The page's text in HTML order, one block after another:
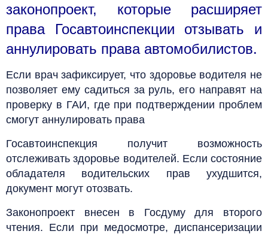
законопроект, которые расширяет
права Госавтоинспекции отзывать и
аннулировать права автомобилистов.
Если врач зафиксирует, что здоровье водителя не
позволяет ему садиться за руль, его направят на
проверку в ГАИ, где при подтверждении проблем
смогут аннулировать права
Госавтоинспекция получит возможность
отслеживать здоровье водителей. Если состояние
обладателя водительских прав ухудшится,
документ могут отозвать.
Законопроект внесен в Госдуму для второго
чтения. Если при медосмотре, диспансеризации